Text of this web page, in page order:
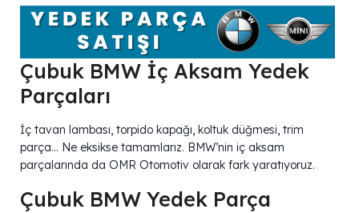
Çubuk BMW İç Aksam Yedek
Parçaları
İç tavan lambası, torpido kapağı, koltuk düğmesi, trim
parça… Ne eksikse tamamlarız. BMW’nin iç aksam
parçalarında da OMR Otomotiv olarak fark yaratıyoruz.
Çubuk BMW Yedek Parça